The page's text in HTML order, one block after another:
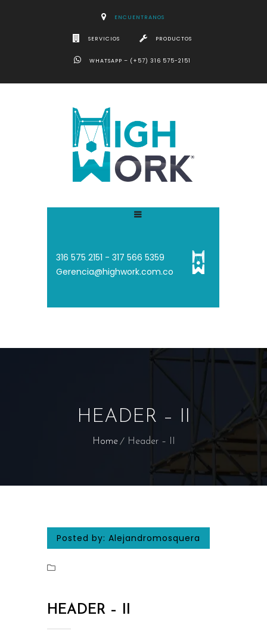
ENCUENTRANOS
SERVICIOS PRODUCTOS
WHATSAPP – (+57) 316 575-2151
316 575 2151 - 317 566 5359
Gerencia@highwork.com.co
HEADER – II
Home Header – II
Posted by: Alejandromosquera
HEADER – II